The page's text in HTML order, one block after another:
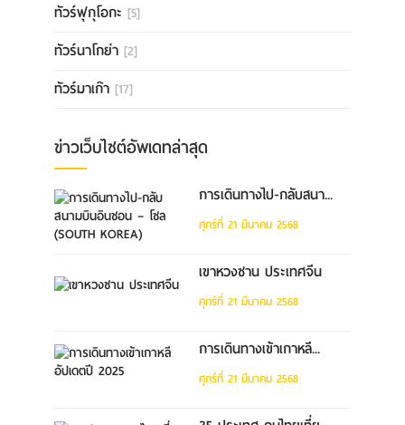
ทัวร์ฟุกุโอกะ [5]
ทัวร์นาโกย่า [2]
ทัวร์มาเก๊า [17]
ข่าวเว็บไซต์อัพเดทล่าสุด
การเดินทางไป-กลับสนา...
ศุกร์ที่ 21 มีนาคม 2568
เขาหวงซาน ประเทศจีน
ศุกร์ที่ 21 มีนาคม 2568
การเดินทางเข้าเกาหลี...
ศุกร์ที่ 21 มีนาคม 2568